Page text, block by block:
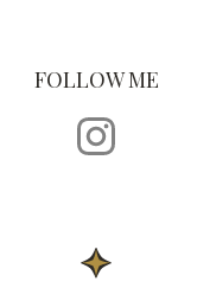
FOLLOW ME